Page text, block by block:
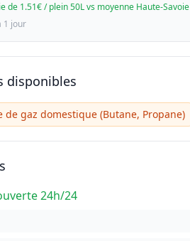
de 1.51€ / plein 50L vs moyenne Haute-Savoie
1 jour
disponibles
de gaz domestique (Butane, Propane)
24h/24